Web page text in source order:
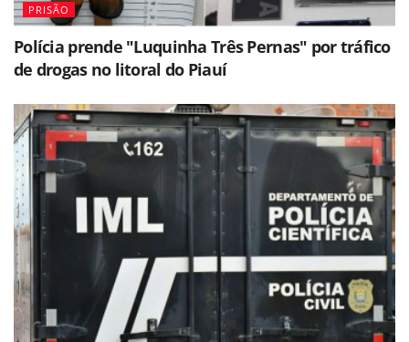
PRISÃO
Polícia prende "Luquinha Três Pernas" por tráfico
de drogas no litoral do Piauí